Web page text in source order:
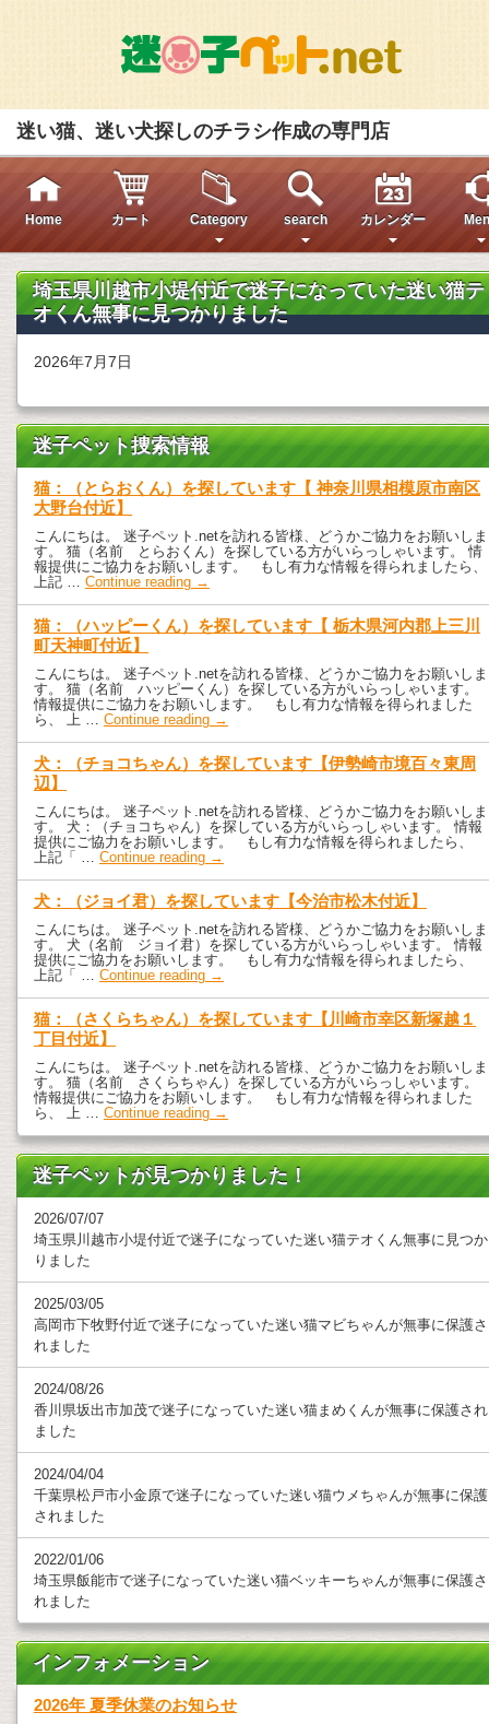
迷い猫、迷い犬探しのチラシ作成の専門店
Home カート Category search カレンダー
埼玉県川越市小堤付近で迷子になっていた迷い猫テ
オくん無事に見つかりました
2026年7月7日
迷子ペット捜索情報
猫：（とらおくん）を探しています【 神奈川県相模原市南区
大野台付近】
こんにちは。 迷子ペット.netを訪れる皆様、どうかご協力をお願いしま
す。 猫（名前 とらおくん）を探している方がいらっしゃいます。 情
報提供にご協力をお願いします。 もし有力な情報を得られましたら、
上記 … Continue reading →
猫：（ハッピーくん）を探しています【 栃木県河内郡上三川
町天神町付近】
こんにちは。 迷子ペット.netを訪れる皆様、どうかご協力をお願いしま
す。 猫（名前 ハッピーくん）を探している方がいらっしゃいます。
情報提供にご協力をお願いします。 もし有力な情報を得られました
ら、 上 … Continue reading →
犬：（チョコちゃん）を探しています【伊勢崎市境百々東周
辺】
こんにちは。 迷子ペット.netを訪れる皆様、どうかご協力をお願いしま
す。 犬：（チョコちゃん）を探している方がいらっしゃいます。 情報
提供にご協力をお願いします。 もし有力な情報を得られましたら、
上記「 … Continue reading →
犬：（ジョイ君）を探しています【今治市松木付近】
こんにちは。 迷子ペット.netを訪れる皆様、どうかご協力をお願いしま
す。 犬（名前 ジョイ君）を探している方がいらっしゃいます。 情報
提供にご協力をお願いします。 もし有力な情報を得られましたら、
上記「 … Continue reading →
猫：（さくらちゃん）を探しています【川崎市幸区新塚越１
丁目付近】
こんにちは。 迷子ペット.netを訪れる皆様、どうかご協力をお願いしま
す。 猫（名前 さくらちゃん）を探している方がいらっしゃいます。
情報提供にご協力をお願いします。 もし有力な情報を得られました
ら、 上 … Continue reading →
迷子ペットが見つかりました！
2026/07/07
埼玉県川越市小堤付近で迷子になっていた迷い猫テオくん無事に見つか
りました
2025/03/05
高岡市下牧野付近で迷子になっていた迷い猫マビちゃんが無事に保護さ
れました
2024/08/26
香川県坂出市加茂で迷子になっていた迷い猫まめくんが無事に保護され
ました
2024/04/04
千葉県松戸市小金原で迷子になっていた迷い猫ウメちゃんが無事に保護
されました
2022/01/06
埼玉県飯能市で迷子になっていた迷い猫ベッキーちゃんが無事に保護さ
れました
インフォメーション
2026年 夏季休業のお知らせ